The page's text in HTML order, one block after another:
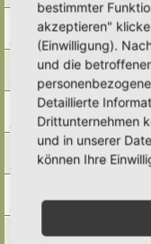
FAQ: Direkt zu
Letzter Beitrag von
FAQ: Zum
Letzter Beitrag von
FAQ:
Letzter Beitrag von
FAQ: Karte nach
Letzter Beitrag von
Letzter Beitrag von
FAQ: Wie kann
bestimmter
akzeptieren"
(Einwilligung).
und die
Detaillierte
Drittunternehmen
und in unserer
können Ihre